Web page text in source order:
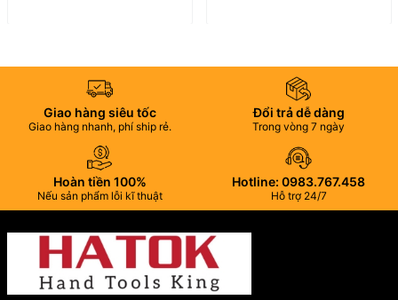
Giao hàng siêu tốc
Giao hàng nhanh, phí ship rẻ.
Đổi trả dễ dàng
Trong vòng 7 ngày
Hoàn tiền 100%
Nếu sản phẩm lỗi kĩ thuật
Hotline: 0983.767.458
Hỗ trợ 24/7